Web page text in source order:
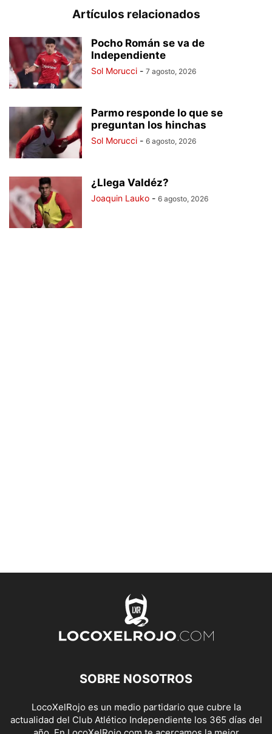
Artículos relacionados
Pocho Román se va de
Independiente
Sol Morucci - 7 agosto, 2026
Parmo responde lo que se
preguntan los hinchas
Sol Morucci - 6 agosto, 2026
¿Llega Valdéz?
Joaquin Lauko - 6 agosto, 2026
SOBRE NOSOTROS
LocoXelRojo es un medio partidario que cubre la
actualidad del Club Atlético Independiente los 365 días del